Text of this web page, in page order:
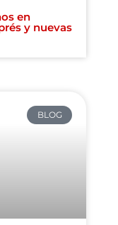
en
y nuevas
BLOG